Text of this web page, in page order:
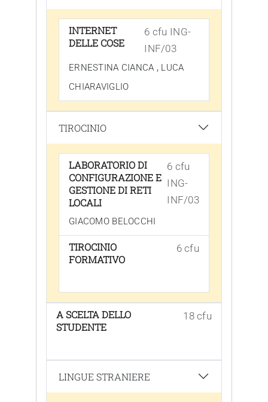
INTERNET
DELLE COSE
6 cfu ING-
INF/03
ERNESTINA CIANCA , LUCA
CHIARAVIGLIO
TIROCINIO
LABORATORIO DI
CONFIGURAZIONE E
GESTIONE DI RETI
LOCALI
6 cfu
ING-
INF/03
GIACOMO BELOCCHI
TIROCINIO
FORMATIVO
6 cfu
A SCELTA DELLO
STUDENTE
18 cfu
LINGUE STRANIERE